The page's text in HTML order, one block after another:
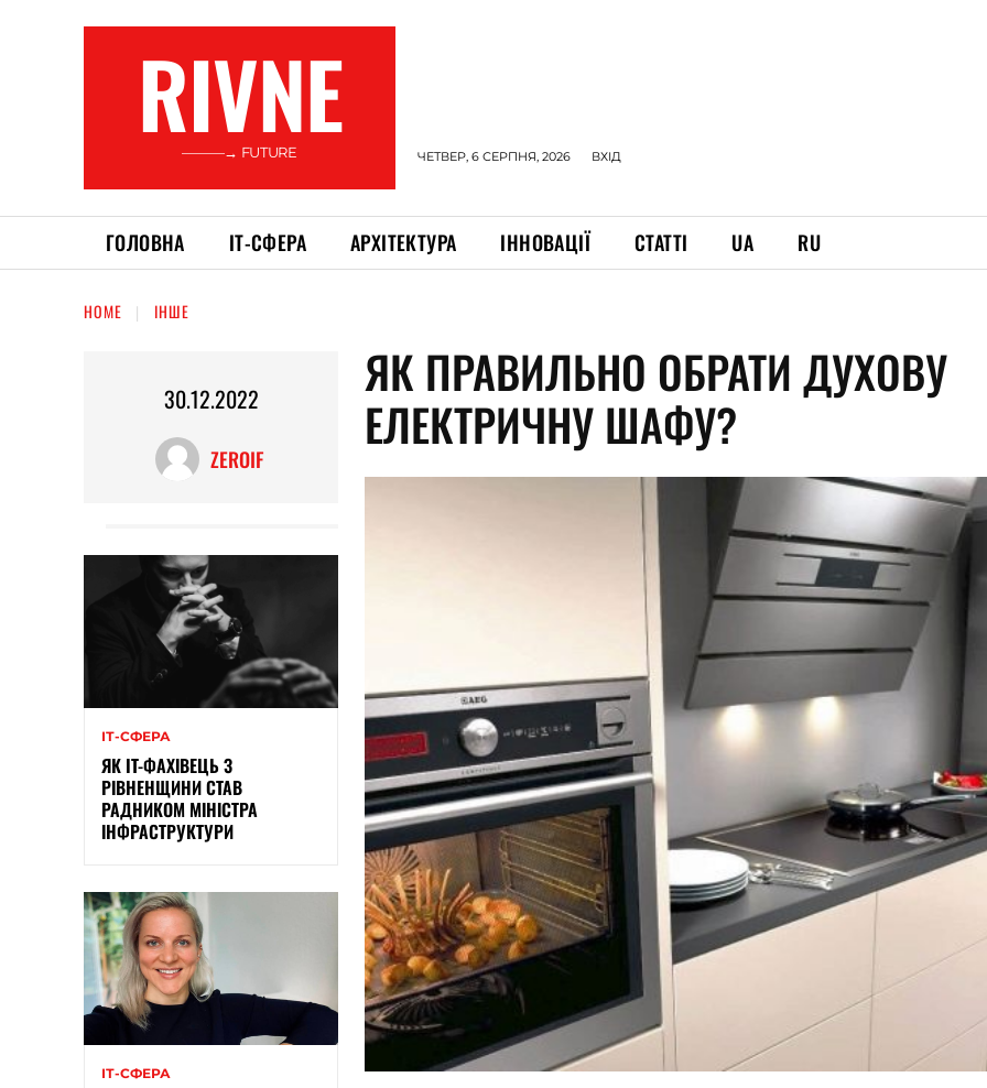
RIVNE
———→ FUTURE ЧЕТВЕР, 6 СЕРПНЯ, 2026 ВХІД
ГОЛОВНА ІТ-СФЕРА АРХІТЕКТУРА ІННОВАЦІЇ СТАТТІ UA RU
HOME ІНШЕ
30.12.2022
ZEROIF
ІТ-СФЕРА
ЯК IT-ФАХІВЕЦЬ З
РІВНЕНЩИНИ СТАВ
РАДНИКОМ МІНІСТРА
ІНФРАСТРУКТУРИ
ІТ-СФЕРА
ЯК ПРАВИЛЬНО ОБРАТИ ДУХОВУ
ЕЛЕКТРИЧНУ ШАФУ?